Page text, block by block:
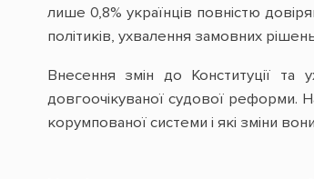
лише 0,8% українців повністю
політиків, ухвалення замовних
Внесення змін до Конституції та
довгоочікуваної судової реформи.
корумпованої системи і які зміни